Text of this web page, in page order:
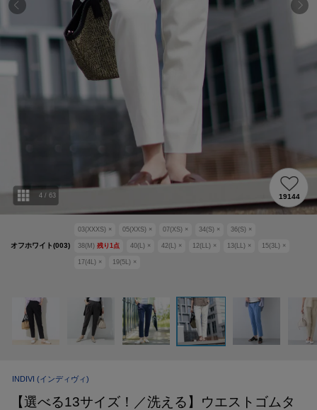
オフホワイト(003)
03(XXXS) × 05(XXS) × 07(XS) × 34(S) × 36(S) ×
38(M) 残り 1点 40(L) × 42(L) × 12(LL) × 13(LL) × 15(3L) ×
17(4L) × 19(5L) ×
4 / 63 19144
INDIVI (インディヴィ)
【選べる13サイズ！／洗える】ウエストゴムタ